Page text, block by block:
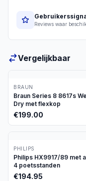
Reviews waar
Vergelijkbaar
BRAUN
Braun Series 8 8617s
Dry met flexkop
€199.00
PHILIPS
Philips HX9917/89 met
4 poetsstanden
€194.95